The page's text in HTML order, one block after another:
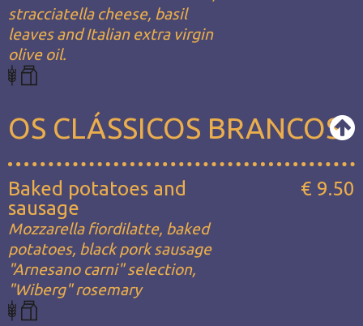
stracciatella cheese, basil
leaves and Italian extra virgin
olive oil.
OS CLÁSSICOS BRANCOS
Baked potatoes and
sausage
Mozzarella fiordilatte, baked
potatoes, black pork sausage
"Arnesano carni" selection,
"Wiberg" rosemary
€ 9.50